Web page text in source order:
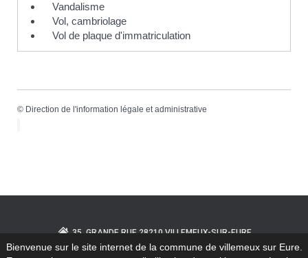
Bienvenue sur le site internet de la commune de villemeux sur Eure.
Vandalisme
Vol, cambriolage
Vol de plaque d'immatriculation
© Direction de l'information légale et administrative
35, GRANDE RUE 28210 VILLEMEUX-SUR-EURE